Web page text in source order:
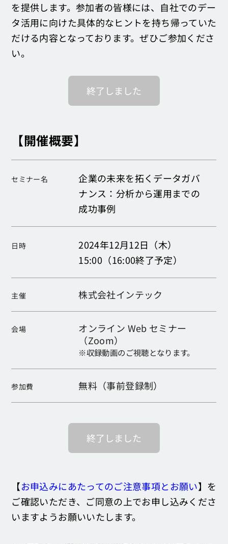
を提供します。参加者の皆様には、自社でのデー
タ活用に向けた具体的なヒントを持ち帰っていた
だける内容となっております。ぜひご参加くださ
い。
終了しました
【開催概要】
セミナー名
企業の未来を拓くデータガバ
ナンス：分析から運用までの
成功事例
日時
2024年12月12日（木）
15:00（16:00終了予定）
主催 株式会社インテック
会場
オンライン Web セミナー
（Zoom）
※収録動画のご視聴となります。
参加費 無料（事前登録制）
終了しました
【お申込みにあたってのご注意事項とお願い】を
ご確認いただき、ご同意の上でお申し込みくださ
いますようお願いいたします。